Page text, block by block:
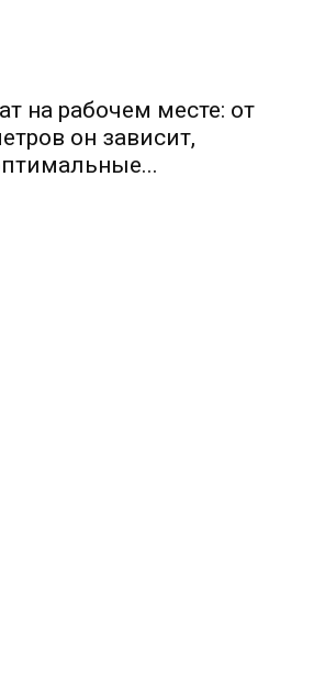
на рабочем месте: от
он зависит,